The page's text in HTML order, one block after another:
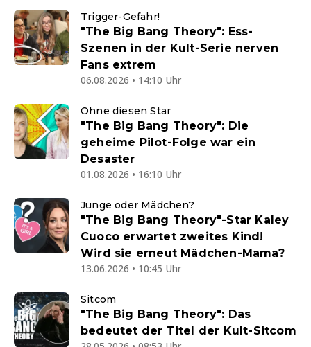
Trigger-Gefahr!
"The Big Bang Theory": Ess-
Szenen in der Kult-Serie nerven
Fans extrem
06.08.2026 • 14:10 Uhr
Ohne diesen Star
"The Big Bang Theory": Die
geheime Pilot-Folge war ein
Desaster
01.08.2026 • 16:10 Uhr
Junge oder Mädchen?
"The Big Bang Theory"-Star Kaley
Cuoco erwartet zweites Kind!
Wird sie erneut Mädchen-Mama?
13.06.2026 • 10:45 Uhr
Sitcom
"The Big Bang Theory": Das
bedeutet der Titel der Kult-Sitcom